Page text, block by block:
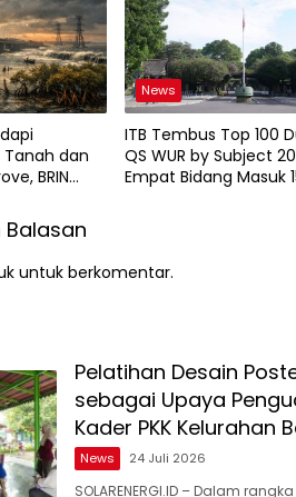
Tanah dan
BRIN
News
ITB Tembus Top 100
QS WUR by Subject
Empat Bidang Masuk
Balasan
untuk berkomentar.
Pelatihan Desain
sebagai Upaya
Kader PKK Kelurahan
News 24 Juli 2026
SOLARENERGI.ID – Dalam